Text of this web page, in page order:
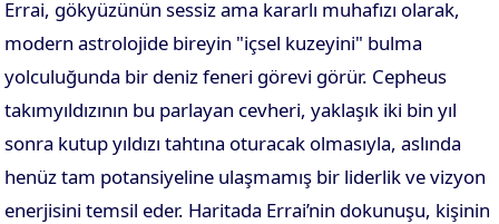
Errai, gökyüzünün sessiz ama kararlı muhafızı olarak,
modern astrolojide bireyin "içsel kuzeyini" bulma
yolculuğunda bir deniz feneri görevi görür. Cepheus
takımyıldızının bu parlayan cevheri, yaklaşık iki bin yıl
sonra kutup yıldızı tahtına oturacak olmasıyla, aslında
henüz tam potansiyeline ulaşmamış bir liderlik ve vizyon
enerjisini temsil eder. Haritada Errai’nin dokunuşu, kişinin